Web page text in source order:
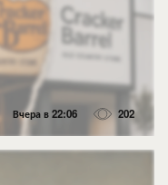
Вчера в 22:06 202